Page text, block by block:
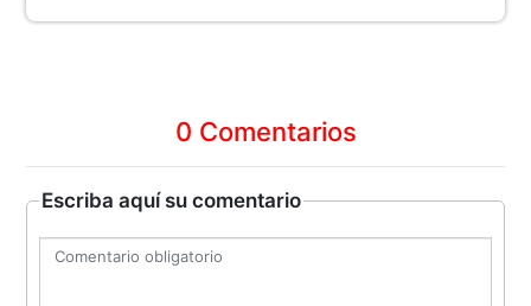
0 Comentarios
Escriba aquí su comentario